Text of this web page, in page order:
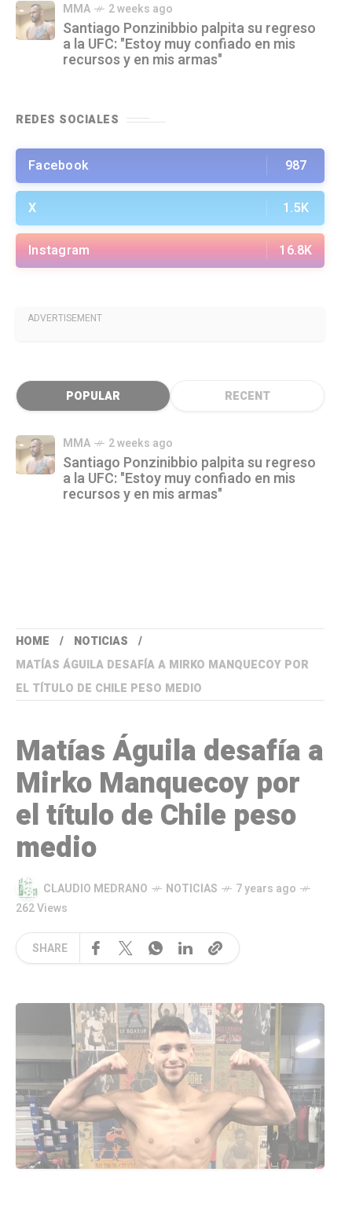
MMA 2 weeks ago
Santiago Ponzinibbio palpita su regreso
a la UFC: "Estoy muy confiado en mis
recursos y en mis armas"
REDES SOCIALES
Facebook 987
X 1.5K
Instagram 16.8K
ADVERTISEMENT
POPULAR RECENT
MMA 2 weeks ago
Santiago Ponzinibbio palpita su regreso
a la UFC: "Estoy muy confiado en mis
recursos y en mis armas"
HOME
NOTICIAS
MATÍAS ÁGUILA DESAFÍA A MIRKO MANQUECOY POR
EL TÍTULO DE CHILE PESO MEDIO
Matías Águila desafía a
Mirko Manquecoy por
el título de Chile peso
medio
CLAUDIO MEDRANO NOTICIAS
7 years ago
262 Views
SHARE